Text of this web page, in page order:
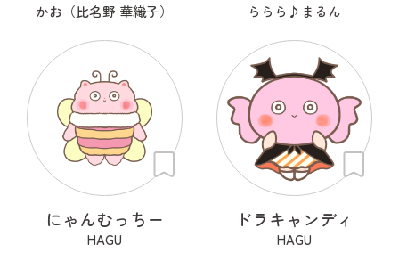
かお（比名野 華織子） ららら♪まるん
にゃんむっちー
HAGU
ドラキャンディ
HAGU